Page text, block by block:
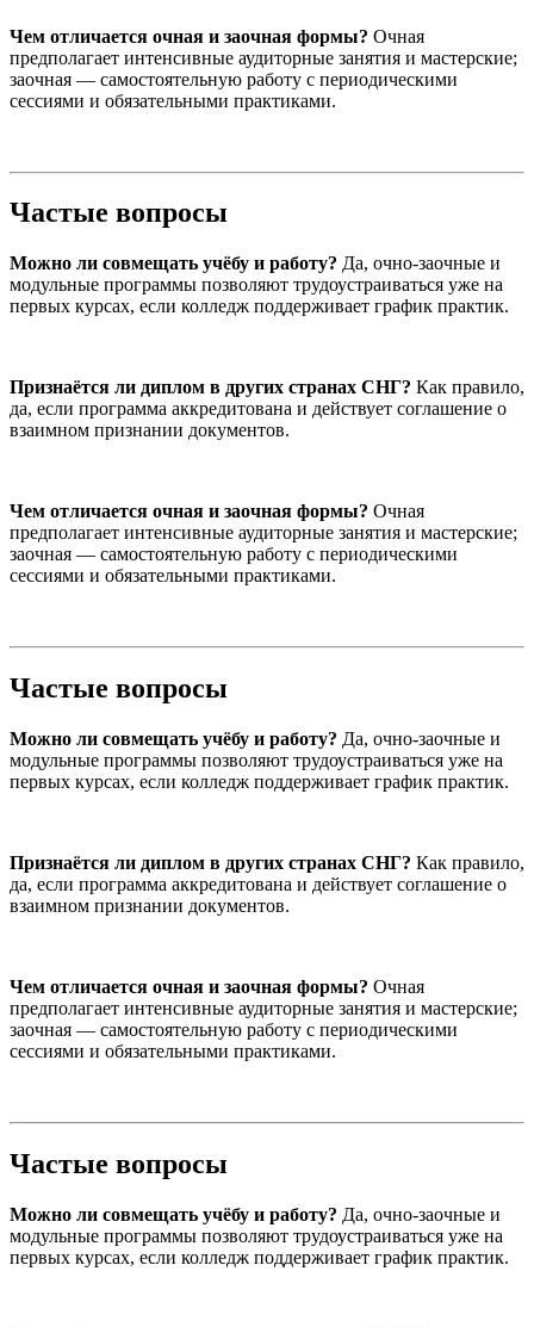
Чем отличается очная и заочная формы? Очная
предполагает интенсивные аудиторные занятия и мастерские;
заочная — самостоятельную работу с периодическими
сессиями и обязательными практиками.
Частые вопросы
Можно ли совмещать учёбу и работу? Да, очно-заочные и
модульные программы позволяют трудоустраиваться уже на
первых курсах, если колледж поддерживает график практик.
Признаётся ли диплом в других странах СНГ? Как правило,
да, если программа аккредитована и действует соглашение о
взаимном признании документов.
Чем отличается очная и заочная формы? Очная
предполагает интенсивные аудиторные занятия и мастерские;
заочная — самостоятельную работу с периодическими
сессиями и обязательными практиками.
Частые вопросы
Можно ли совмещать учёбу и работу? Да, очно-заочные и
модульные программы позволяют трудоустраиваться уже на
первых курсах, если колледж поддерживает график практик.
Признаётся ли диплом в других странах СНГ? Как правило,
да, если программа аккредитована и действует соглашение о
взаимном признании документов.
Чем отличается очная и заочная формы? Очная
предполагает интенсивные аудиторные занятия и мастерские;
заочная — самостоятельную работу с периодическими
сессиями и обязательными практиками.
Частые вопросы
Можно ли совмещать учёбу и работу? Да, очно-заочные и
модульные программы позволяют трудоустраиваться уже на
первых курсах, если колледж поддерживает график практик.